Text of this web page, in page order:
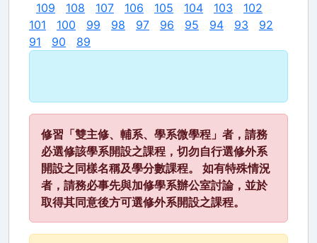
109
108 107 106 105 104 103
102
101
100 99 98 97 96 95 94 93
92
91
90 89
修習「雙主修、輔系、學系微學程」者，請務
必選修該學系開設之課程，切勿自行選修外系
開設之同樣名稱及學分數課程。 如有特殊情況
者，請務必事先與加修學系辦公室討論，並於
取得其同意後方可選修外系開設之課程。